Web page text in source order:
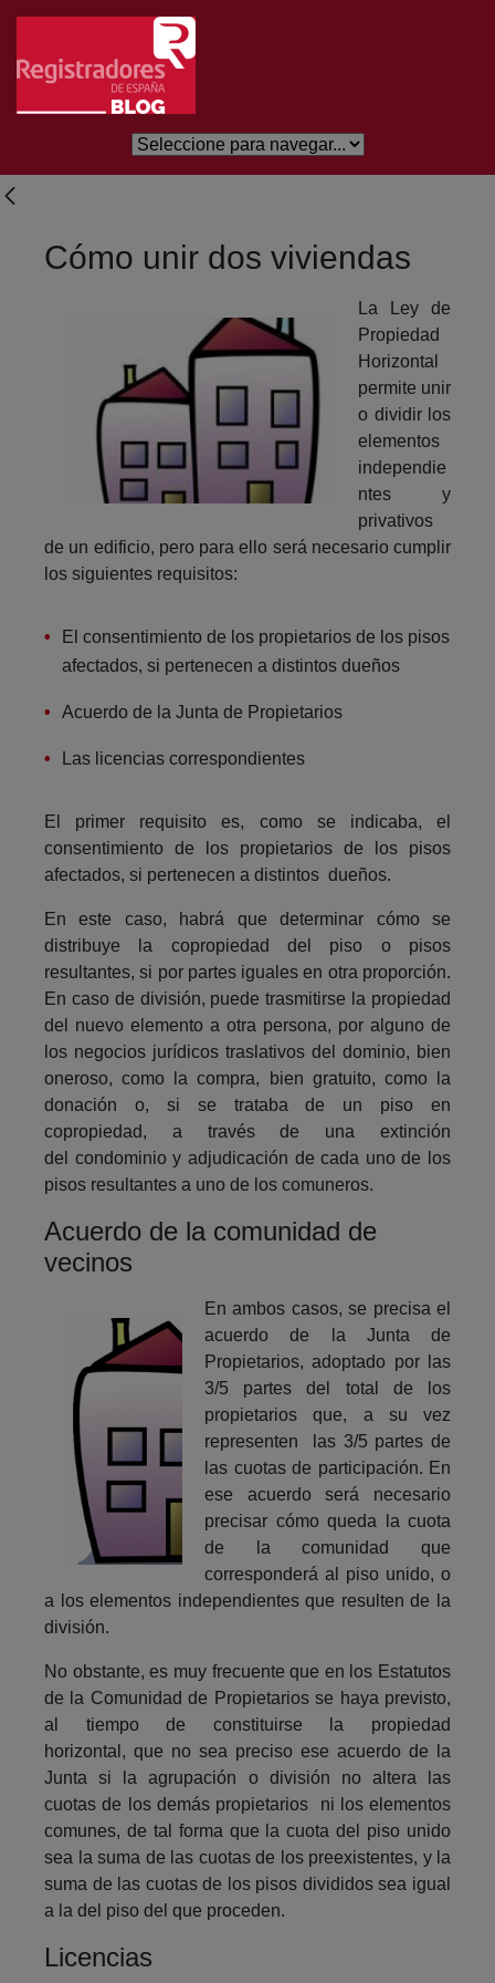
Salta al contingut principal
Cómo unir dos viviendas
La Ley de
Propiedad
Horizontal
permite unir
o dividir los
elementos
independie
ntes y
privativos
de un edificio, pero para ello será necesario cumplir
los siguientes requisitos:
El consentimiento de los propietarios de los pisos
afectados, si pertenecen a distintos dueños
Acuerdo de la Junta de Propietarios
Las licencias correspondientes
El primer requisito es, como se indicaba, el
consentimiento de los propietarios de los pisos
afectados, si pertenecen a distintos dueños.
En este caso, habrá que determinar cómo se
distribuye la copropiedad del piso o pisos
resultantes, si por partes iguales en otra proporción.
En caso de división, puede trasmitirse la propiedad
del nuevo elemento a otra persona, por alguno de
los negocios jurídicos traslativos del dominio, bien
oneroso, como la compra, bien gratuito, como la
donación o, si se trataba de un piso en
copropiedad, a través de una extinción
del condominio y adjudicación de cada uno de los
pisos resultantes a uno de los comuneros.
Acuerdo de la comunidad de
vecinos
En ambos casos, se precisa el
acuerdo de la Junta de
Propietarios, adoptado por las
3/5 partes del total de los
propietarios que, a su vez
representen las 3/5 partes de
las cuotas de participación. En
ese acuerdo será necesario
precisar cómo queda la cuota
de la comunidad que
corresponderá al piso unido, o
a los elementos independientes que resulten de la
división.
No obstante, es muy frecuente que en los Estatutos
de la Comunidad de Propietarios se haya previsto,
al tiempo de constituirse la propiedad
horizontal, que no sea preciso ese acuerdo de la
Junta si la agrupación o división no altera las
cuotas de los demás propietarios ni los elementos
comunes, de tal forma que la cuota del piso unido
sea la suma de las cuotas de los preexistentes, y la
suma de las cuotas de los pisos divididos sea igual
a la del piso del que proceden.
Licencias